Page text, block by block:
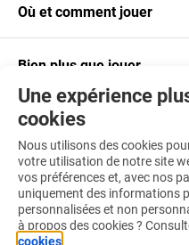
Une expérience
cookies
Nous utilisons des cookies
votre utilisation de notre site
vos préférences et, avec nos
uniquement des informations
personnalisées et non
à propos des cookies ?
cookies
Où et comment jouer
Bien plus que jouer